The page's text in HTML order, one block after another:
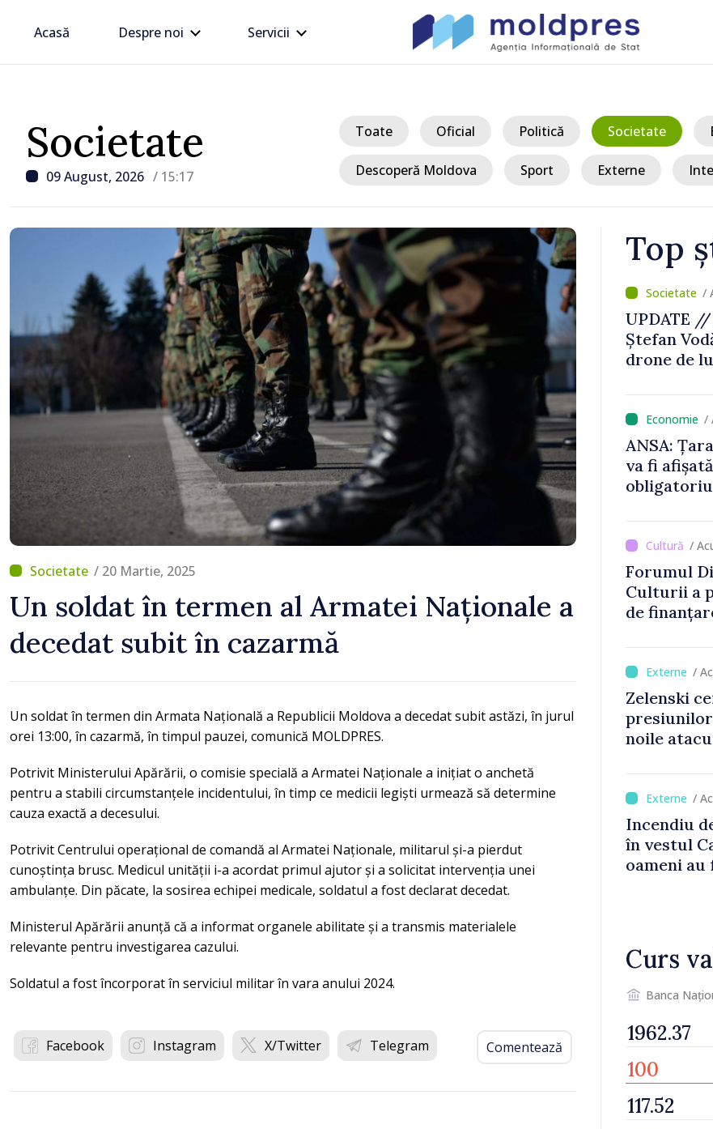
Acasă Despre noi Servicii
Societate
09 August, 2026 / 15:17
Toate Oficial Politică Societate
Descoperă Moldova Sport Externe
/ 20 Martie, 2025
Un soldat în termen al Armatei Naționale a
decedat subit în cazarmă
Un soldat în termen din Armata Națională a Republicii Moldova a decedat subit astăzi, în jurul
orei 13:00, în cazarmă, în timpul pauzei, comunică MOLDPRES.
Potrivit Ministerului Apărării, o comisie specială a Armatei Naționale a inițiat o anchetă
pentru a stabili circumstanțele incidentului, în timp ce medicii legiști urmează să determine
cauza exactă a decesului.
Potrivit Centrului operațional de comandă al Armatei Naționale, militarul și-a pierdut
cunoștința brusc. Medicul unității i-a acordat primul ajutor și a solicitat intervenția unei
ambulanțe. Din păcate, la sosirea echipei medicale, soldatul a fost declarat decedat.
Ministerul Apărării anunță că a informat organele abilitate și a transmis materialele
relevante pentru investigarea cazului.
Soldatul a fost încorporat în serviciul militar în vara anului 2024.
Facebook Instagram X/Twitter Telegram Comentează
Top
/ Acum 1 oră
VIDEO // Un TIR înmatriculat în
Republica Moldova a intrat în două
gospodării din Vaslui, România
/
UPDATE
Ștefan
drone de
/
ANSA:
va fi
obligatoriu
/
Forumul
Culturii a
de
/
Zelenski
presiunilor
noile
/
Incendiu
în vestul
oameni
Curs
Banca